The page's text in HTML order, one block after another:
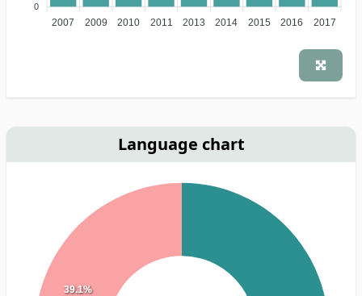
0
2007 2009 2010 2011 2013 2014 2015 2016 2017
Language chart
39.1%